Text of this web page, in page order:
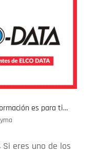
es para ti…
eres uno de los